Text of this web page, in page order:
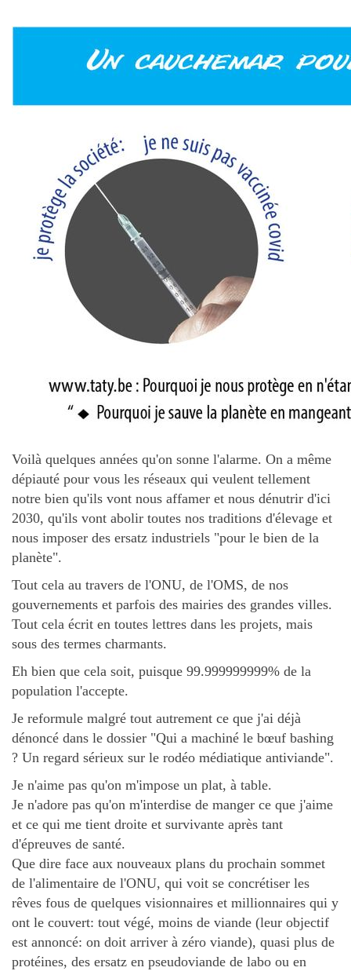
Voilà quelques années qu'on sonne l'alarme. On a même
dépiauté pour vous les réseaux qui veulent tellement
notre bien qu'ils vont nous affamer et nous dénutrir d'ici
2030, qu'ils vont abolir toutes nos traditions d'élevage et
nous imposer des ersatz industriels "pour le bien de la
planète".
Tout cela au travers de l'ONU, de l'OMS, de nos
gouvernements et parfois des mairies des grandes villes.
Tout cela écrit en toutes lettres dans les projets, mais
sous des termes charmants.
Eh bien que cela soit, puisque 99.999999999% de la
population l'accepte.
Je reformule malgré tout autrement ce que j'ai déjà
dénoncé dans le dossier "Qui a machiné le bœuf bashing
? Un regard sérieux sur le rodéo médiatique antiviande".
Je n'aime pas qu'on m'impose un plat, à table.
Je n'adore pas qu'on m'interdise de manger ce que j'aime
et ce qui me tient droite et survivante après tant
d'épreuves de santé.
Que dire face aux nouveaux plans du prochain sommet
de l'alimentaire de l'ONU, qui voit se concrétiser les
rêves fous de quelques visionnaires et millionnaires qui y
ont le couvert: tout végé, moins de viande (leur objectif
est annoncé: on doit arriver à zéro viande), quasi plus de
protéines, des ersatz en pseudoviande de labo ou en